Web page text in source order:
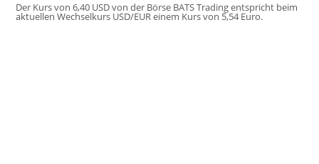
Der Kurs von 6,40 USD von der Börse BATS Trading entspricht beim
aktuellen Wechselkurs USD/EUR einem Kurs von 5,54 Euro.